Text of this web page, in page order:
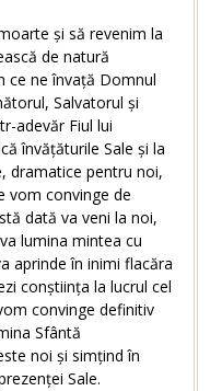
și să revenim la
de natură
ce ne învață Domnul
Salvatorul și
adevăr Fiul lui
învățăturile Sale și la
dramatice pentru noi,
vom convinge de
dată va veni la noi,
lumina mintea cu
aprinde în inimi flacăra
conștiința la lucrul cel
convinge definitiv
Sfântă
noi și simțind în
Sale.